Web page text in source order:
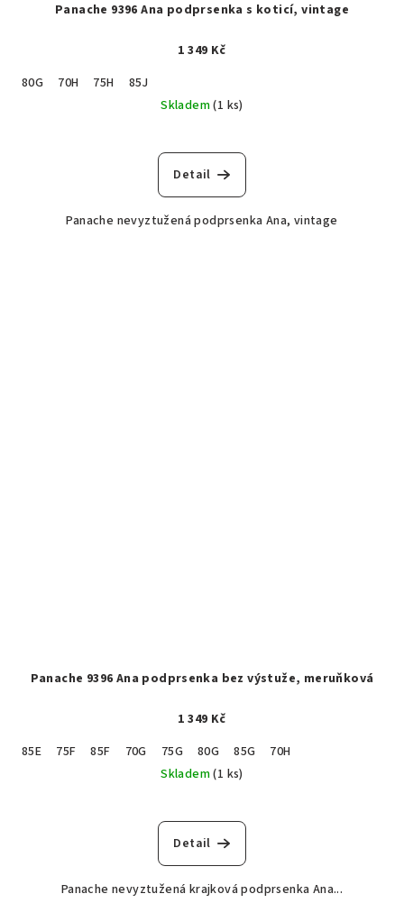
Panache 9396 Ana podprsenka s koticí, vintage
1 349 Kč
80G
70H 75H
85J
Skladem(1 ks)
Detail
Panache nevyztužená podprsenka Ana, vintage
Panache 9396 Ana podprsenka bez výstuže, meruňková
1 349 Kč
85E
75F 85F 70G 75G 80G 85G
70H
Skladem(1 ks)
Detail
Panache nevyztužená krajková podprsenka Ana...